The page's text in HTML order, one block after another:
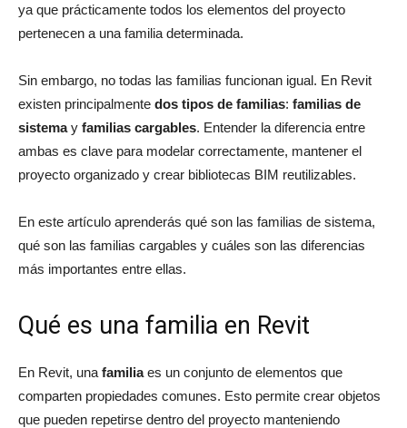
ya que prácticamente todos los elementos del proyecto
pertenecen a una familia determinada.
Sin embargo, no todas las familias funcionan igual. En Revit
existen principalmente dos tipos de familias: familias de
sistemay familias cargables. Entender la diferencia entre
ambas es clave para modelar correctamente, mantener el
proyecto organizado y crear bibliotecas BIM reutilizables.
En este artículo aprenderás qué son las familias de sistema,
qué son las familias cargables y cuáles son las diferencias
más importantes entre ellas.
Qué es una familia en Revit
En Revit, una familiaes un conjunto de elementos que
comparten propiedades comunes. Esto permite crear objetos
que pueden repetirse dentro del proyecto manteniendo